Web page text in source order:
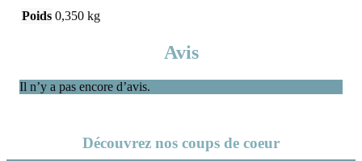
Poids 0,350 kg
Avis
Il n’y a pas encore d’avis.
Découvrez nos coups de coeur